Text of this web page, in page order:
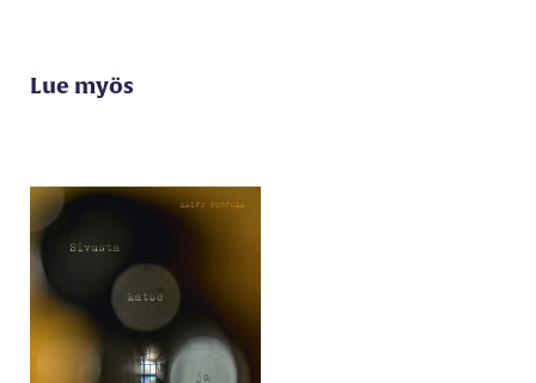
Lue myös